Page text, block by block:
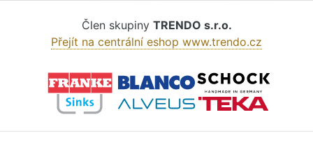
Člen skupiny TRENDO s.r.o.
Přejít na centrální eshop www.trendo.cz